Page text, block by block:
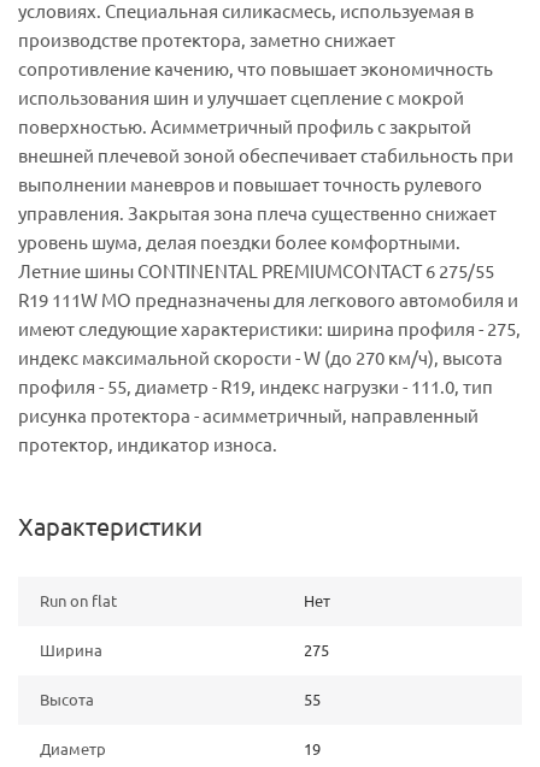
условиях. Специальная силикасмесь, используемая в
производстве протектора, заметно снижает
сопротивление качению, что повышает экономичность
использования шин и улучшает сцепление с мокрой
поверхностью. Асимметричный профиль с закрытой
внешней плечевой зоной обеспечивает стабильность при
выполнении маневров и повышает точность рулевого
управления. Закрытая зона плеча существенно снижает
уровень шума, делая поездки более комфортными.
Летние шины CONTINENTAL PREMIUMCONTACT 6 275/55
R19 111W MO предназначены для легкового автомобиля и
имеют следующие характеристики: ширина профиля - 275,
индекс максимальной скорости - W (до 270 км/ч), высота
профиля - 55, диаметр - R19, индекс нагрузки - 111.0, тип
рисунка протектора - асимметричный, направленный
протектор, индикатор износа.
Характеристики
Run on flat Нет
Ширина 275
Высота 55
Диаметр 19